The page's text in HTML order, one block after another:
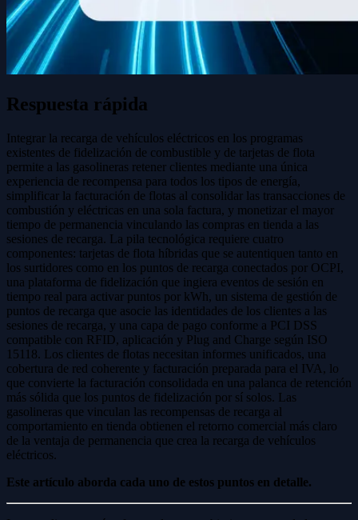
Respuesta rápida
Integrar la recarga de vehículos eléctricos en los programas
existentes de fidelización de combustible y de tarjetas de flota
permite a las gasolineras retener clientes mediante una única
experiencia de recompensa para todos los tipos de energía,
simplificar la facturación de flotas al consolidar las transacciones de
combustión y eléctricas en una sola factura, y monetizar el mayor
tiempo de permanencia vinculando las compras en tienda a las
sesiones de recarga. La pila tecnológica requiere cuatro
componentes: tarjetas de flota híbridas que se autentiquen tanto en
los surtidores como en los puntos de recarga conectados por OCPI,
una plataforma de fidelización que ingiera eventos de sesión en
tiempo real para activar puntos por kWh, un sistema de gestión de
puntos de recarga que asocie las identidades de los clientes a las
sesiones de recarga, y una capa de pago conforme a PCI DSS
compatible con RFID, aplicación y Plug and Charge según ISO
15118. Los clientes de flotas necesitan informes unificados, una
cobertura de red coherente y facturación preparada para el IVA, lo
que convierte la facturación consolidada en una palanca de retención
más sólida que los puntos de fidelización por sí solos. Las
gasolineras que vinculan las recompensas de recarga al
comportamiento en tienda obtienen el retorno comercial más claro
de la ventaja de permanencia que crea la recarga de vehículos
eléctricos.
Este artículo aborda cada uno de estos puntos en detalle.